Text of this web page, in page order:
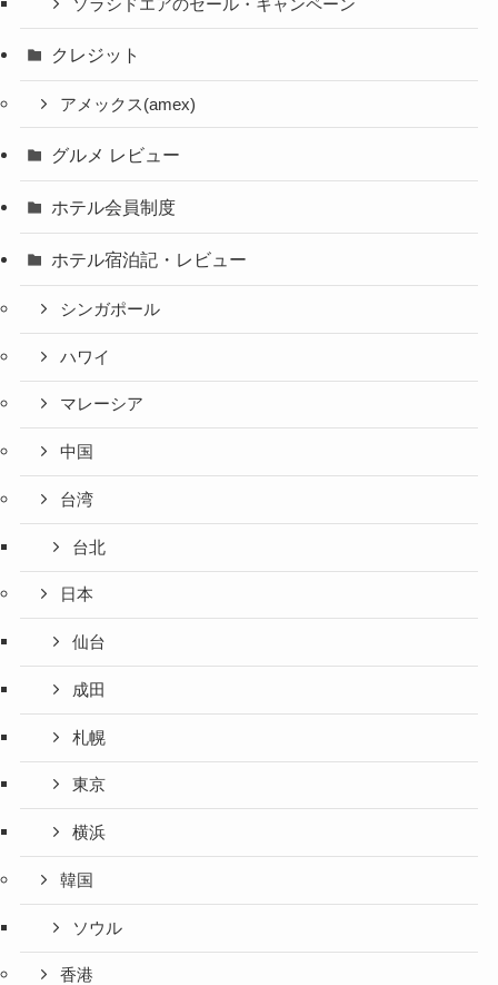
ソラシドエアのセール・キャンペーン
クレジット
アメックス(amex)
グルメ レビュー
ホテル会員制度
ホテル宿泊記・レビュー
シンガポール
ハワイ
マレーシア
中国
台湾
台北
日本
仙台
成田
札幌
東京
横浜
韓国
ソウル
香港